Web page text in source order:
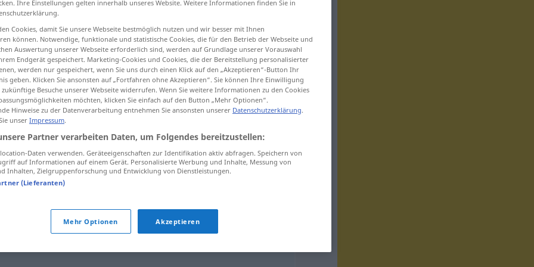
einteilen
Ihre Einstellungen gelten innerhalb unseres Website. Weitere Informationen finden Sie in
Cookies, damit Sie unsere Webseite bestmöglich nutzen und wir besser mit Ihnen
können. Notwendige, funktionale und statistische Cookies, die für den Betrieb der Webseite und
Auswertung unserer Webseite erforderlich sind, werden auf Grundlage unserer Vorauswahl
Endgerät gespeichert. Marketing-Cookies und Cookies, die der Bereitstellung personalisierter
werden nur gespeichert, wenn Sie uns durch einen Klick auf den „Akzeptieren“-Button Ihr
geben. Klicken Sie ansonsten auf „Fortfahren ohne Akzeptieren“. Sie können Ihre Einwilligung
Besuche unserer Webseite widerrufen. Wenn Sie weitere Informationen zu den Cookies
möchten, klicken Sie einfach auf den Button „Mehr Optionen“.
Hinweise zu der Datenverarbeitung entnehmen Sie ansonsten unserer Datenschutzerklärung.
unser Impressum.
Partner verarbeiten Daten, um Folgendes bereitzustellen:
Daten verwenden. Geräteeigenschaften zur Identifikation aktiv abfragen. Speichern von
auf Informationen auf einem Gerät. Personalisierte Werbung und Inhalte, Messung von
Inhalten, Zielgruppenforschung und Entwicklung von Dienstleistungen.
(Lieferanten)
Mehr Optionen Akzeptieren